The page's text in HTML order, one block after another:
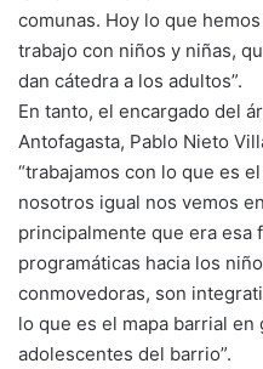
comunas. Hoy lo que
trabajo con niños y niñas,
dan cátedra a los adultos”.
En tanto, el encargado del
Antofagasta, Pablo Nieto
“trabajamos con lo que es
nosotros igual nos vemos
principalmente que era esa
programáticas hacia los
conmovedoras, son
lo que es el mapa barrial
adolescentes del barrio”.